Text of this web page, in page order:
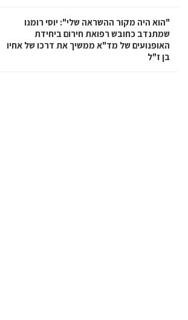
"הוא היה מקור ההשראה שלי": יוסי רומנו
שמתנדב כחובש רפואת חירום ביחידת
האופנועים של מד"א ממשיך את דרכו של אחיו
בן ז"ל